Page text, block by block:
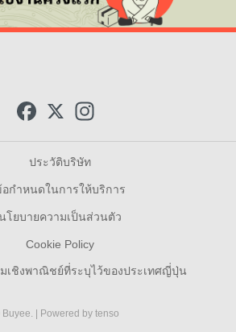
e
o
o
k
X
t
r
a
ประวัติบริษัท
กำหนดในการให้บริการ
นโยบายความเป็นส่วนตัว
Cookie Policy
เชิงพาณิชย์ที่ระบุไว้ของประเทศญี่ปุ่น
| Powered by tenso